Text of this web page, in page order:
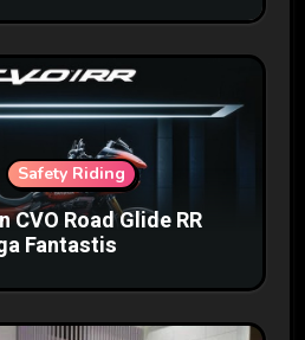
Safety Riding
CVO Road Glide RR
Fantastis